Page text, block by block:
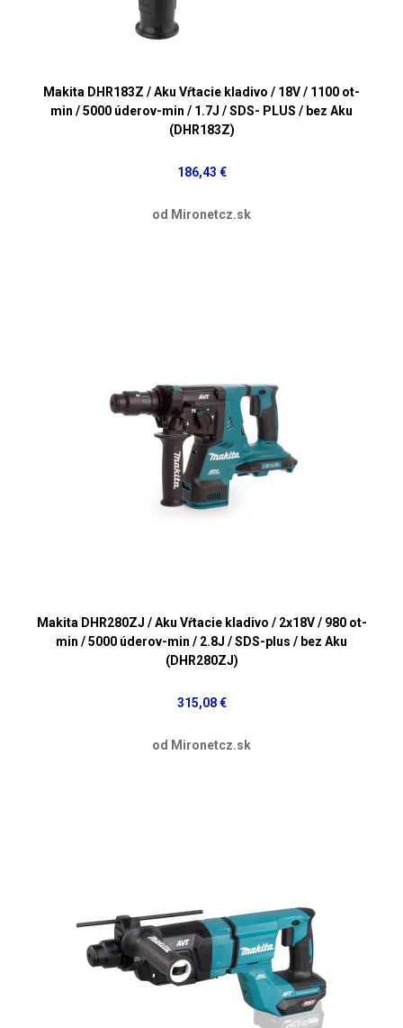
Makita DHR183Z / Aku Vŕtacie kladivo / 18V / 1100 ot-
min / 5000 úderov-min / 1.7J / SDS- PLUS / bez Aku
(DHR183Z)
186,43 €
od Mironetcz.sk
Makita DHR280ZJ / Aku Vŕtacie kladivo / 2x18V / 980 ot-
min / 5000 úderov-min / 2.8J / SDS-plus / bez Aku
(DHR280ZJ)
315,08 €
od Mironetcz.sk